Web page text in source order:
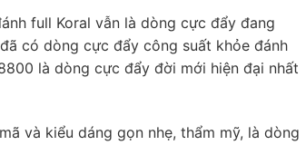
full Koral vẫn là dòng cực đẩy đang
có dòng cực đẩy công suất khỏe đánh
là dòng cực đẩy đời mới hiện đại nhất
và kiểu dáng gọn nhẹ, thẩm mỹ, là dòng